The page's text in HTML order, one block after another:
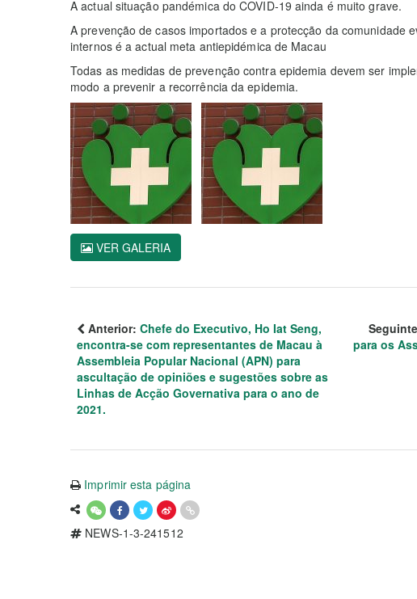
A actual situação pandémica do COVID-19 ainda é muito grave.
A prevenção de casos importados e a protecção da comunidade
internos é a actual meta antiepidémica de Macau
Todas as medidas de prevenção contra epidemia devem ser
modo a prevenir a recorrência da epidemia.
VER GALERIA
Anterior: Chefe do Executivo, Ho Iat Seng,
encontra-se com representantes de Macau à
Assembleia Popular Nacional (APN) para
ascultação de opiniões e sugestões sobre as
Linhas de Acção Governativa para o ano de
2021.
para os
Imprimir esta página
NEWS-1-3-241512